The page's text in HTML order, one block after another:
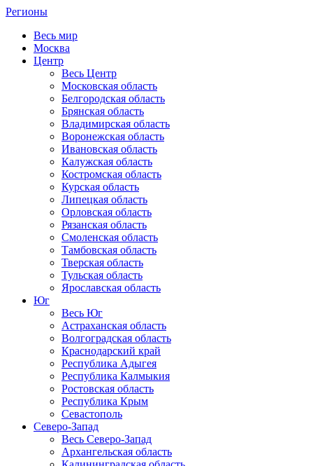
Регионы
Весь мир
Москва
Центр
Весь Центр
Московская область
Белгородская область
Брянская область
Владимирская область
Воронежская область
Ивановская область
Калужская область
Костромская область
Курская область
Липецкая область
Орловская область
Рязанская область
Смоленская область
Тамбовская область
Тверская область
Тульская область
Ярославская область
Юг
Весь Юг
Астраханская область
Волгоградская область
Краснодарский край
Республика Адыгея
Республика Калмыкия
Ростовская область
Республика Крым
Севастополь
Северо-Запад
Весь Северо-Запад
Архангельская область